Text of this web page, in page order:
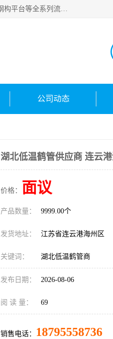
连云港深达石化装备有限公司是从事定量装车系统、船用流体装卸臂、陆用流体装卸臂（鹤管）、活动梯、钢构平台等全系列流体装卸设备的设计、制造、销售以及服务的专业供应商。公司始终以客户为中心，密切跟踪国内外油气储运及装卸设备先进技术的发展，以先进的技术、优质的产品、一流的服务，满足客户需求。
公司动态
湖北低温鹤管供应商 连云
价格： 面议
产品数量： 9999.00个
发货地址： 江苏省连云港海州区
关键词： 湖北低温鹤管商
发布日期： 2026-08-06
阅 读 量： 69
销售电话： 18795558736